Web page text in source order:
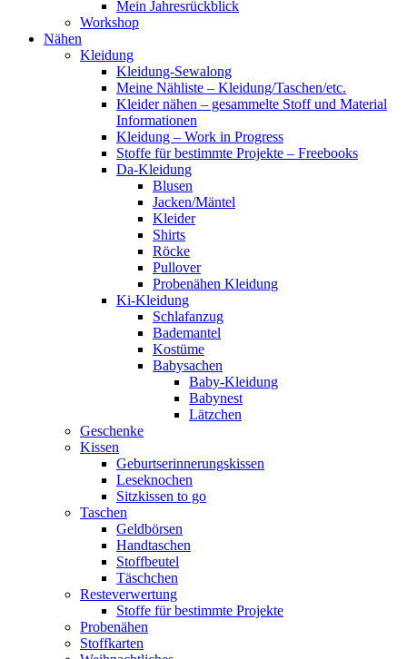
Mein Jahresrückblick
Workshop
Nähen
Kleidung
Kleidung-Sewalong
Meine Nähliste – Kleidung/Taschen/etc.
Kleider nähen – gesammelte Stoff und Material
Informationen
Kleidung – Work in Progress
Stoffe für bestimmte Projekte – Freebooks
Da-Kleidung
Blusen
Jacken/Mäntel
Kleider
Shirts
Röcke
Pullover
Probenähen Kleidung
Ki-Kleidung
Schlafanzug
Bademantel
Kostüme
Babysachen
Baby-Kleidung
Babynest
Lätzchen
Geschenke
Kissen
Geburtserinnerungskissen
Leseknochen
Sitzkissen to go
Taschen
Geldbörsen
Handtaschen
Stoffbeutel
Täschchen
Resteverwertung
Stoffe für bestimmte Projekte
Probenähen
Stoffkarten